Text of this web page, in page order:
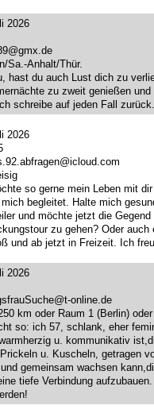
2026
gmx.de
Sa.-Anhalt/Thür.
hast du auch Lust dich zu
zu zweit genießen
schreibe auf jeden Fall zurück.
2026
icloud.com
so gerne mein Leben mit
begleitet. Halte mich
und möchte jetzt die
zu gehen? Oder
und ab jetzt in Freizeit. Ich
2026
t-online.de
km oder Raum 1 (Berlin)
so: ich 57, schlank, eher
u. kommunikativ
u. Kuscheln, getragen
gemeinsam wachsen
tiefe Verbindung